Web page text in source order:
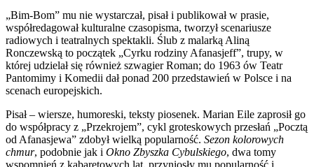
„Bim-Bom” mu nie wystarczał, pisał i publikował w prasie,
współredagował kulturalne czasopisma, tworzył scenariusze
radiowych i teatralnych spektakli. Ślub z malarką Aliną
Ronczewską to początek „Cyrku rodziny Afanasjeff”, trupy, w
której udzielał się również szwagier Roman; do 1963 ów Teatr
Pantomimy i Komedii dał ponad 200 przedstawień w Polsce i na
scenach europejskich.
Pisał – wiersze, humoreski, teksty piosenek. Marian Eile zaprosił go
do współpracy z „Przekrojem”, cykl groteskowych przesłań „Pocztą
od Afanasjewa” zdobył wielką popularność. Sezon kolorowych
chmur, podobnie jak i Okno Zbyszka Cybulskiego, dwa tomy